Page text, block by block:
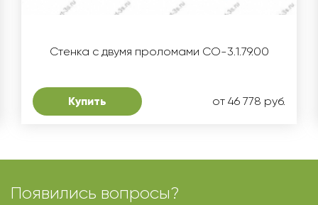
Стенка с двумя проломами СО-3.1.79.00
Купить от 46 778 руб.
Появились вопросы?